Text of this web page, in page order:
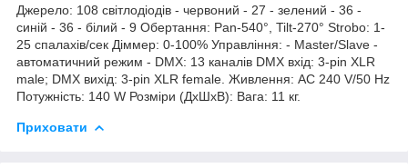
Джерело: 108 світлодіодів - червоний - 27 - зелений - 36 -
синій - 36 - білий - 9 Обертання: Pan-540°, Tilt-270° Strobo: 1-
25 спалахів/сек Діммер: 0-100% Управління: - Master/Slave -
автоматичний режим - DMX: 13 каналів DMX вхід: 3-pin XLR
male; DMX вихід: 3-pin XLR female. Живлення: AC 240 V/50 Hz
Потужність: 140 W Розміри (ДхШхВ): Вага: 11 кг.
Приховати